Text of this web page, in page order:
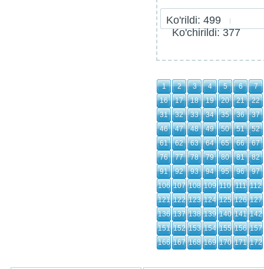
Ko'rildi: 499
Ko'chirildi: 377
1 2 3 4 5 6
7
16
17 18 19 20 21
22
31
32 33 34 35 36
37
46
47 48 49 50 51
52
61
62 63 64 65 66
67
76
77 78 79 80 81
82
91
92 93 94 95 96
97
106 107 108 109 110 111 112
121 122 123 124 125 126 127
136 137 138 139 140 141 142
151 152 153 154 155 156 157
166 167 168 169 170 171 172